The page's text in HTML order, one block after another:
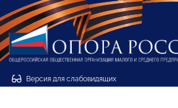
Версия для слабовидящих